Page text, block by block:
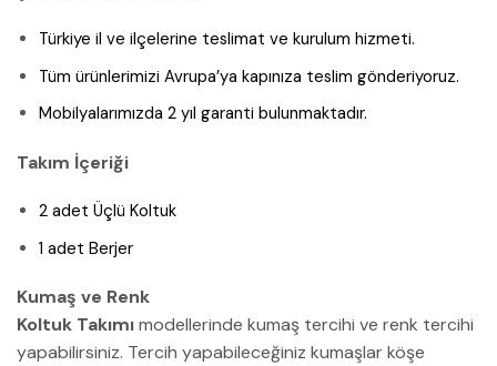
Türkiye il ve ilçelerine teslimat ve kurulum hizmeti.
Tüm ürünlerimizi Avrupa’ya kapınıza teslim gönderiyoruz.
Mobilyalarımızda 2 yıl garanti bulunmaktadır.
Takım İçeriği
2 adet Üçlü Koltuk
1 adet Berjer
Kumaş ve Renk
Koltuk Takımımodellerinde kumaş tercihi ve renk tercihi
yapabilirsiniz. Tercih yapabileceğiniz kumaşlar köşe